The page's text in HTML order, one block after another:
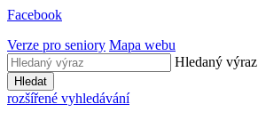
Facebook
Verze pro seniory Mapa webu
Hledaný výraz
Hledat
rozšířené vyhledávání